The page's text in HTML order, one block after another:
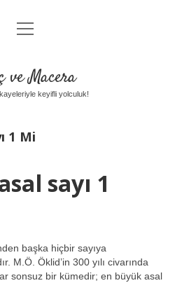
Anasayfa
Yasal Uyarı
menüyü
aç
ve Macera
keyifli yolculuk!
1 Mi
sayı 1
başka hiçbir sayıya
M.Ö. Öklid’in 300 yılı civarında
sonsuz bir kümedir; en büyük asal